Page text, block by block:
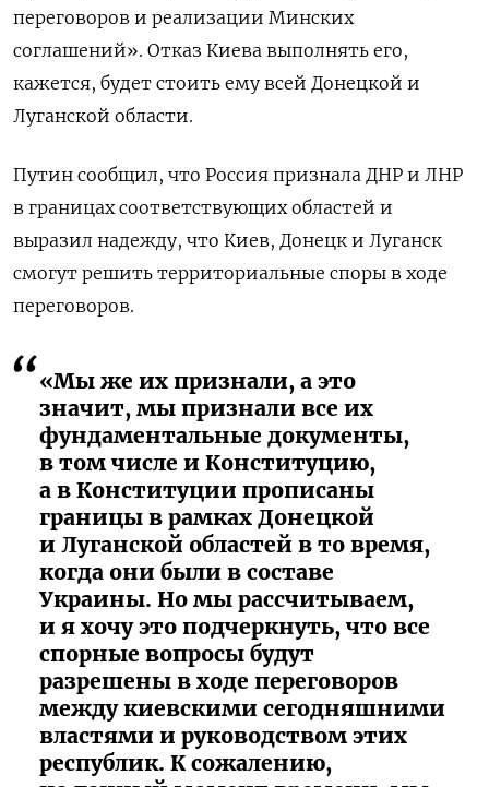
переговоров и реализации Минских
соглашений». Отказ Киева выполнять его,
кажется, будет стоить ему всей Донецкой и
Луганской области.
Путин сообщил, что Россия признала ДНР и ЛНР
в границах соответствующих областей и
выразил надежду, что Киев, Донецк и Луганск
смогут решить территориальные споры в ходе
переговоров.
«Мы же их признали, а это
значит, мы признали все их
фундаментальные документы,
в том числе и Конституцию,
а в Конституции прописаны
границы в рамках Донецкой
и Луганской областей в то время,
когда они были в составе
Украины. Но мы рассчитываем,
и я хочу это подчеркнуть, что все
спорные вопросы будут
разрешены в ходе переговоров
между киевскими сегодняшними
властями и руководством этих
республик. К сожалению,